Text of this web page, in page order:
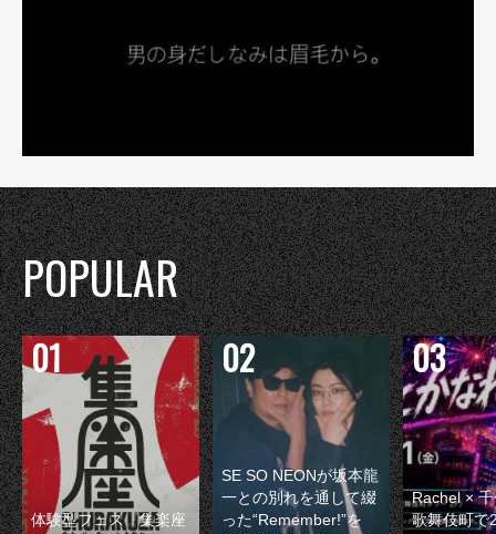
POPULAR
体験型フェス『集楽座
SE SO NEONが坂本龍
一との別れを通して綴
った“Remember!”を
Rachel ×
歌舞伎町で